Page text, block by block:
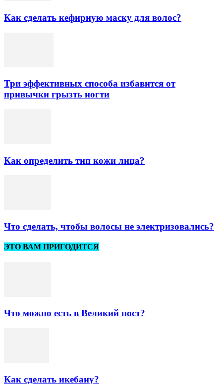
Как сделать кефирную маску для волос?
Три эффективных способа избавится от
привычки грызть ногти
Как определить тип кожи лица?
Что сделать, чтобы волосы не электризовались?
ЭТО ВАМ ПРИГОДИТСЯ
Что можно есть в Великий пост?
Как сделать икебану?